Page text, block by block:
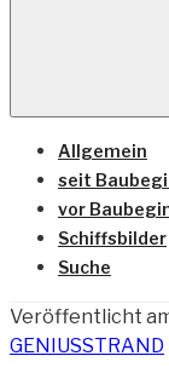
Allgemein
seit
vor
Schiffsbilder
Suche
Veröffentlicht
GENIUSSTRAND